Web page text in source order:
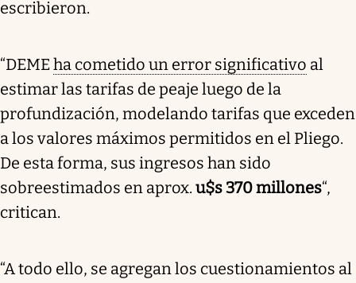
escribieron.
“DEME ha cometido un error significativo al
estimar las tarifas de peaje luego de la
profundización, modelando tarifas que exceden
a los valores máximos permitidos en el Pliego.
De esta forma, sus ingresos han sido
sobreestimados en aprox. u$s 370 millones“,
critican.
“A todo ello, se agregan los cuestionamientos al